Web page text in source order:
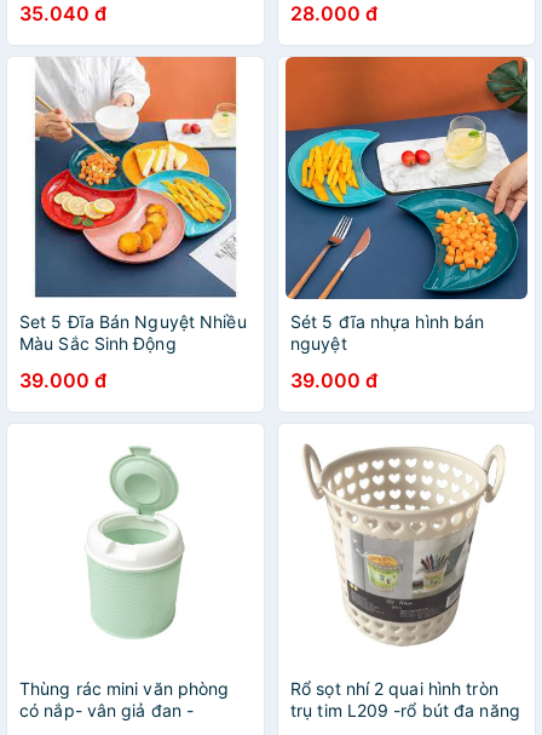
35.040 đ 28.000 đ
Set 5 Đĩa Bán Nguyệt Nhiều
Màu Sắc Sinh Động
39.000 đ
Sét 5 đĩa nhựa hình bán
nguyệt
39.000 đ
Thùng rác mini văn phòng
có nắp- vân giả đan -
Rổ sọt nhí 2 quai hình tròn
trụ tim L209 -rổ bút đa năng